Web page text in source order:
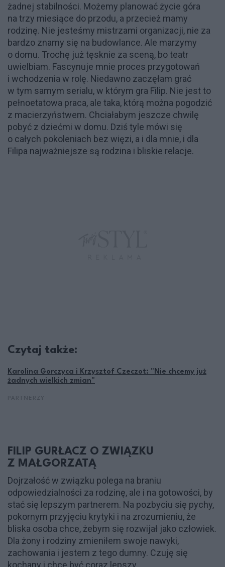
żadnej stabilności. Możemy planować życie góra
na trzy miesiące do przodu, a przecież mamy
rodzinę. Nie jesteśmy mistrzami organizacji, nie za
bardzo znamy się na budowlance. Ale marzymy
o domu. Trochę już tęsknie za sceną, bo teatr
uwielbiam. Fascynuje mnie proces przygotowań
i wchodzenia w rolę. Niedawno zaczęłam grać
w tym samym serialu, w którym gra Filip. Nie jest to
pełnoetatowa praca, ale taka, którą można pogodzić
z macierzyństwem. Chciałabym jeszcze chwilę
pobyć z dziećmi w domu. Dziś tyle mówi się
o całych pokoleniach bez więzi, a i dla mnie, i dla
Filipa najważniejsze są rodzina i bliskie relacje.
Czytaj także:
Karolina Gorczyca i Krzysztof Czeczot: "Nie chcemy już
żadnych wielkich zmian"
FILIP GURŁACZ O ZWIĄZKU
Z MAŁGORZATĄ
Dojrzałość w związku polega na braniu
odpowiedzialności za rodzinę, ale i na gotowości, by
stać się lepszym partnerem. Na pozbyciu się pychy,
pokornym przyjęciu krytyki i na zrozumieniu, że
bliska osoba chce, żebym się rozwijał jako człowiek.
Dla żony i rodziny zmieniłem swoje nawyki,
zachowania i jestem z tego dumny. Czuję się
kochany i chcę być coraz lepszy.